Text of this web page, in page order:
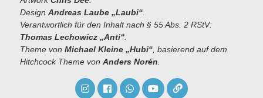
Design Andreas Laube „Laubi“.
Verantwortlich für den Inhalt nach § 55 Abs. 2 RStV:
Thomas Lechowicz „Anti“.
Theme von Michael Kleine „Hubi“, basierend auf dem
Hitchcock Theme von Anders Norén